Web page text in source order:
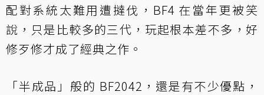
配對系統太難用遭撻伐，BF4 在當年更被笑
說，只是比較多的三代，玩起根本差不多，好
修歹修才成了經典之作。
「半成品」般的 BF2042，還是有不少優點，